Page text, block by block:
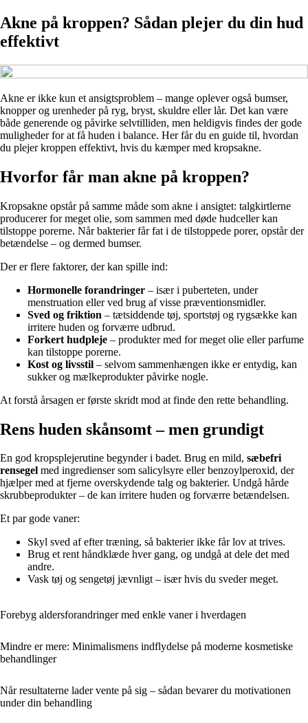
Akne på kroppen? Sådan plejer du din hud
effektivt
Akne er ikke kun et ansigtsproblem – mange oplever også bumser,
knopper og urenheder på ryg, bryst, skuldre eller lår. Det kan være
både generende og påvirke selvtilliden, men heldigvis findes der gode
muligheder for at få huden i balance. Her får du en guide til, hvordan
du plejer kroppen effektivt, hvis du kæmper med kropsakne.
Hvorfor får man akne på kroppen?
Kropsakne opstår på samme måde som akne i ansigtet: talgkirtlerne
producerer for meget olie, som sammen med døde hudceller kan
tilstoppe porerne. Når bakterier får fat i de tilstoppede porer, opstår der
betændelse – og dermed bumser.
Der er flere faktorer, der kan spille ind:
Hormonelle forandringer – især i puberteten, under
menstruation eller ved brug af visse præventionsmidler.
Sved og friktion – tætsiddende tøj, sportstøj og rygsække kan
irritere huden og forværre udbrud.
Forkert hudpleje – produkter med for meget olie eller parfume
kan tilstoppe porerne.
Kost og livsstil – selvom sammenhængen ikke er entydig, kan
sukker og mælkeprodukter påvirke nogle.
At forstå årsagen er første skridt mod at finde den rette behandling.
Rens huden skånsomt – men grundigt
En god kropsplejerutine begynder i badet. Brug en mild, sæbefri
rensegel med ingredienser som salicylsyre eller benzoylperoxid, der
hjælper med at fjerne overskydende talg og bakterier. Undgå hårde
skrubbeprodukter – de kan irritere huden og forværre betændelsen.
Et par gode vaner:
Skyl sved af efter træning, så bakterier ikke får lov at trives.
Brug et rent håndklæde hver gang, og undgå at dele det med
andre.
Vask tøj og sengetøj jævnligt – især hvis du sveder meget.
Forebyg aldersforandringer med enkle vaner i hverdagen
Mindre er mere: Minimalismens indflydelse på moderne kosmetiske
behandlinger
Når resultaterne lader vente på sig – sådan bevarer du motivationen
under din behandling